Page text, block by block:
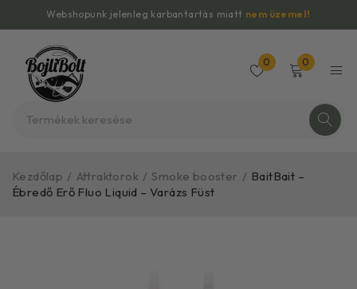
Webshopunk jelenleg karbantartás miatt nem üzemel!
0 0
Kezdőlap / Attraktorok / Smoke booster / BaitBait –
Ébredő Erő Fluo Liquid – Varázs Füst